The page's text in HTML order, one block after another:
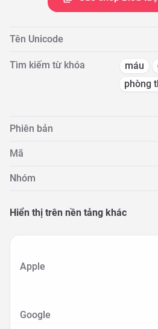
Tên Unicode
Tìm kiếm từ khóa máu
phòng
Phiên bản
Mã
Nhóm
Hiển thị trên nền tảng khác
Apple
Google